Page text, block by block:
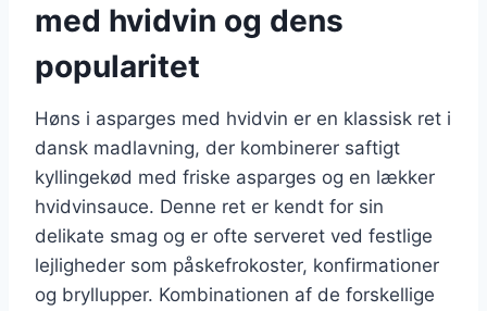
med hvidvin og dens
popularitet
Høns i asparges med hvidvin er en klassisk ret i
dansk madlavning, der kombinerer saftigt
kyllingekød med friske asparges og en lækker
hvidvinsauce. Denne ret er kendt for sin
delikate smag og er ofte serveret ved festlige
lejligheder som påskefrokoster, konfirmationer
og bryllupper. Kombinationen af de forskellige